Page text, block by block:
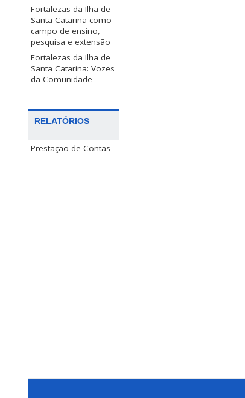
Fortalezas da Ilha de
Santa Catarina como
campo de ensino,
pesquisa e extensão
Fortalezas da Ilha de
Santa Catarina: Vozes
da Comunidade
RELATÓRIOS
Prestação de Contas